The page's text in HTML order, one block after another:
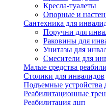
Кресла-туалеты
Опорные и
Сантехника для
Поручни для
Раковины для
Унитазы для
Смесители для
Малые средства
Столики для инвалидов
Подъемные устройства
Реабилитационные
Реабилитация дцп